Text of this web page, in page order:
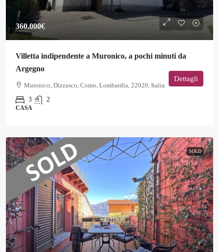
360.000€
Villetta indipendente a Muronico, a pochi minuti da
Argegno
Muronico, Dizzasco, Como, Lombardia, 22020, Italia
3
2
CASA
Dettagli
SOLD